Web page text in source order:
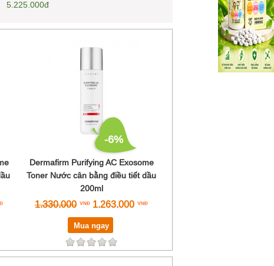
5.225.000đ
-6%
Dermafirm Purifying AC Exosome
Toner Nước cân bằng điều tiết dầu
200ml
1.330.000 1.263.000
Mua ngay